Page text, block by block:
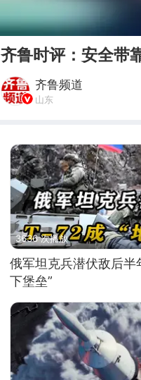
00:00
齐鲁时评：安全带
齐鲁频道
山东
3636 次播放
俄军坦克兵潜伏敌后半
下堡垒”